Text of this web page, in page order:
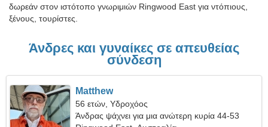
δωρεάν στον ιστότοπο γνωριμιών Ringwood East για ντόπιους,
ξένους, τουρίστες.
Άνδρες και γυναίκες σε απευθείας
σύνδεση
Matthew
56 ετών, Υδροχόος
Άνδρας ψάχνει για μια ανώτερη κυρία 44-53